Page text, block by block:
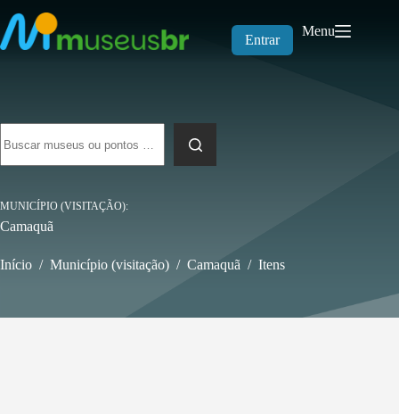
para
o
conteúdo
Entrar
Menu
resultados
MUNICÍPIO (VISITAÇÃO)
Camaquã
Início / Município (visitação) / Camaquã / Itens